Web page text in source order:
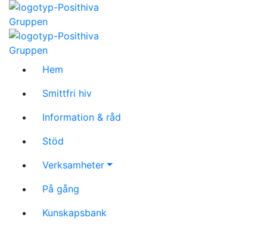
Hem
Smittfri hiv
Information & råd
Stöd
Verksamheter
På gång
Kunskapsbank